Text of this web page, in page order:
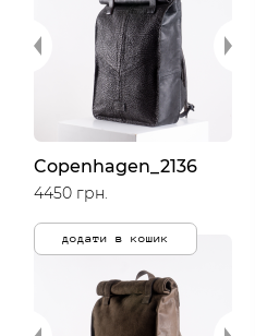
Copenhagen_2136
4450 грн.
додати в кошик